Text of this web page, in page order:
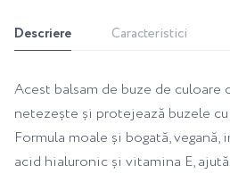
Descriere Caracteristici
Acest balsam de buze de culoare
netezește și protejează buzele
Formula moale și bogată, vegană,
acid hialuronic și vitamina E,